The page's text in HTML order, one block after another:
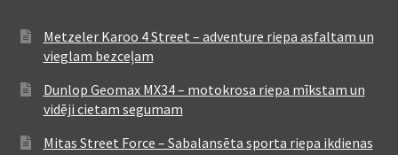
Metzeler Karoo 4 Street – adventure riepa asfaltam un
vieglam bezceļam
Dunlop Geomax MX34 – motokrosa riepa mīkstam un
vidēji cietam segumam
Mitas Street Force – Sabalansēta sporta riepa ikdienas